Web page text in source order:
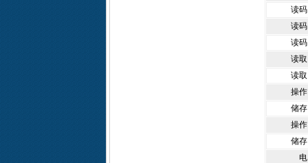
读
读
读
读
读
操
储
操
储